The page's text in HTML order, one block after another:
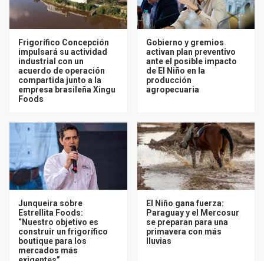
Frigorífico Concepción
impulsará su actividad
industrial con un
acuerdo de operación
compartida junto a la
empresa brasileña Xingu
Foods
Gobierno y gremios
activan plan preventivo
ante el posible impacto
de El Niño en la
producción
agropecuaria
Junqueira sobre
Estrellita Foods:
“Nuestro objetivo es
construir un frigorífico
boutique para los
mercados más
El Niño gana fuerza:
Paraguay y el Mercosur
se preparan para una
primavera con más
lluvias